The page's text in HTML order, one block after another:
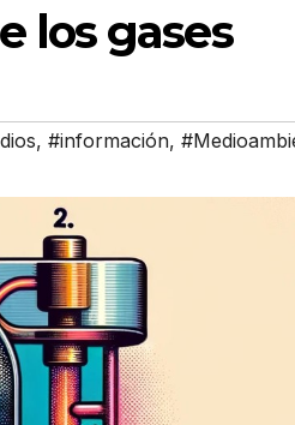
los gases
, #información,